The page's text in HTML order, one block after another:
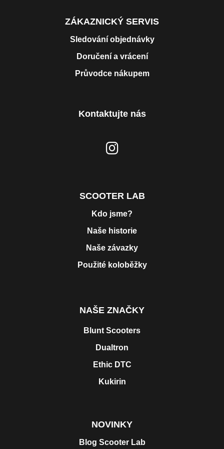
ZÁKAZNICKÝ SERVIS
Sledování objednávky
Doručení a vrácení
Průvodce nákupem
Kontaktujte nás
SCOOTER LAB
Kdo jsme?
Naše historie
Naše závazky
Použité koloběžky
NAŠE ZNAČKY
Blunt Scooters
Dualtron
Ethic DTC
Kukirin
NOVINKY
Blog Scooter Lab